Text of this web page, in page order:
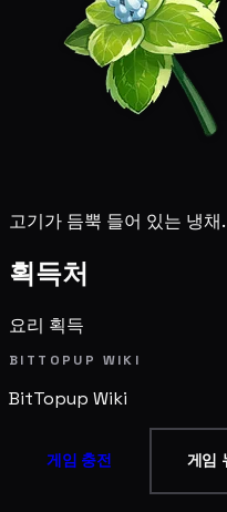
고기가 듬뿍 들어 있는 냉
획득처
요리 획득
BITTOPUP WIKI
BitTopup Wiki
게임 충전 게임